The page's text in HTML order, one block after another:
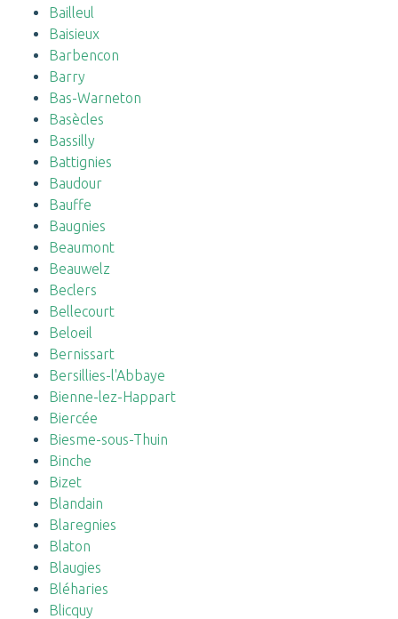
Bailleul
Baisieux
Barbencon
Barry
Bas-Warneton
Basècles
Bassilly
Battignies
Baudour
Bauffe
Baugnies
Beaumont
Beauwelz
Beclers
Bellecourt
Beloeil
Bernissart
Bersillies-l'Abbaye
Bienne-lez-Happart
Biercée
Biesme-sous-Thuin
Binche
Bizet
Blandain
Blaregnies
Blaton
Blaugies
Bléharies
Blicquy